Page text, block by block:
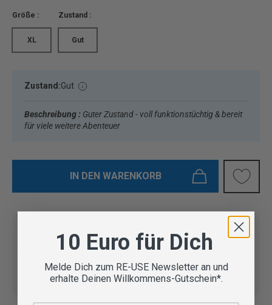
Größe :
XL
Zustand :
Gut
Zustand:Gut
Beschreibung : Guter Zustand - voll funktionstüchtig & bereit
für viele weitere Abenteuer
IN DEN WARENKORB
geprüfte Second Hand
Artikel
Lieferung in 3-5 Werktagen
10 Euro für Dich
Melde Dich zum RE-USE Newsletter an und
erhalte Deinen Willkommens-Gutschein*.